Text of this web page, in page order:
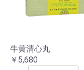
牛黄清心丸
￥5,680